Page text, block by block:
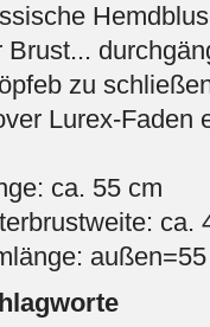
Brust...
zu
Lurex-Faden
ca. 55 cm
ca.